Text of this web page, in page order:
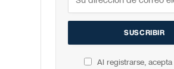
Al registrarse,